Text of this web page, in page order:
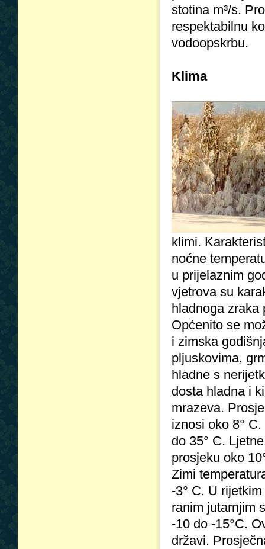
stotina m³/s.
respektabilnu
vodoopskrbu.
Klima
klimi.
noćne
u prijelaznim
vjetrova su
hladnoga zraka
Općenito se
i zimska
pljuskovima,
hladne s
dosta hladna i
mrazeva.
iznosi oko 8°
do 35° C.
prosjeku oko
Zimi
-3° C. U
ranim jutarnjim
-10 do -15°C.
državi.